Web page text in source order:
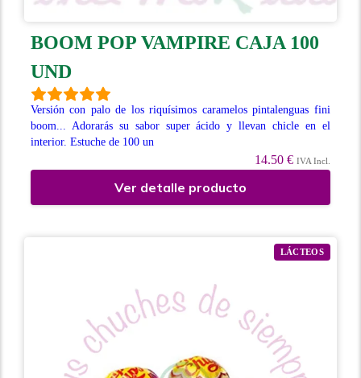
BOOM POP VAMPIRE CAJA 100
UND
Versión con palo de los riquísimos caramelos pintalenguas fini
boom... Adorarás su sabor super ácido y llevan chicle en el
interior. Estuche de 100 un
14.50 € IVA Incl.
Ver detalle producto
LÁCTEOS